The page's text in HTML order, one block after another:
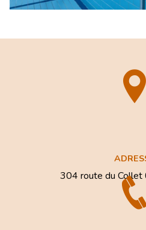
304 route du Collet